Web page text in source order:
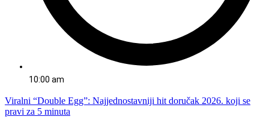
10:00 am
Viralni “Double Egg”: Najjednostavniji hit doručak 2026. koji se
pravi za 5 minuta